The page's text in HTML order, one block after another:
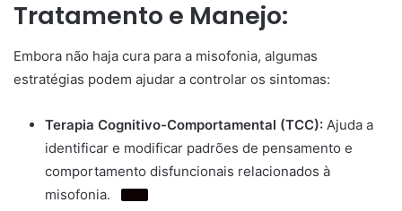
Tratamento e Manejo:
Embora não haja cura para a misofonia, algumas
estratégias podem ajudar a controlar os sintomas:
Terapia Cognitivo-Comportamental (TCC): Ajuda a
identificar e modificar padrões de pensamento e
comportamento disfuncionais relacionados à
misofonia.